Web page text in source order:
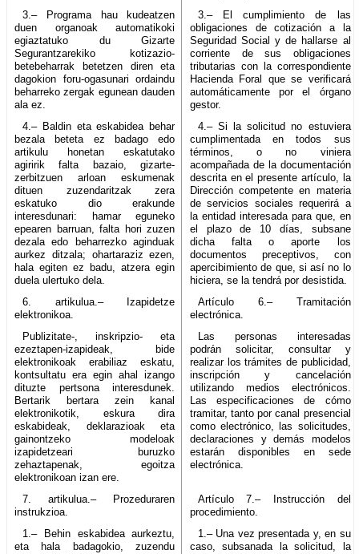
3.– Programa hau kudeatzen
duen organoak automatikoki
egiaztatuko du Gizarte
Segurantzarekiko kotizazio-
betebeharrak betetzen diren eta
dagokion foru-ogasunari ordaindu
beharreko zergak egunean dauden
ala ez.
3.– El cumplimiento de las
obligaciones de cotización a la
Seguridad Social y de hallarse al
corriente de sus obligaciones
tributarias con la correspondiente
Hacienda Foral que se verificará
automáticamente por el órgano
gestor.
4.– Baldin eta eskabidea behar
bezala beteta ez badago edo
artikulu honetan eskatutako
agiririk falta bazaio, gizarte-
zerbitzuen arloan eskumenak
dituen zuzendaritzak zera
eskatuko dio erakunde
interesdunari: hamar eguneko
epearen barruan, falta hori zuzen
dezala edo beharrezko aginduak
aurkez ditzala; ohartaraziz ezen,
hala egiten ez badu, atzera egin
duela ulertuko dela.
4.– Si la solicitud no estuviera
cumplimentada en todos sus
términos, o no viniera
acompañada de la documentación
descrita en el presente artículo, la
Dirección competente en materia
de servicios sociales requerirá a
la entidad interesada para que, en
el plazo de 10 días, subsane
dicha falta o aporte los
documentos preceptivos, con
apercibimiento de que, si así no lo
hiciera, se la tendrá por desistida.
6. artikulua.– Izapidetze
elektronikoa.
Artículo 6.– Tramitación
electrónica.
Publizitate-, inskripzio- eta
ezeztapen-izapideak, bide
elektronikoak erabiliaz eskatu,
kontsultatu era egin ahal izango
dituzte pertsona interesdunek.
Bertarik bertara zein kanal
elektronikotik, eskura dira
eskabideak, deklarazioak eta
gainontzeko modeloak
izapidetzeari buruzko
zehaztapenak, egoitza
elektronikoan izan ere.
Las personas interesadas
podrán solicitar, consultar y
realizar los trámites de publicidad,
inscripción y cancelación
utilizando medios electrónicos.
Las especificaciones de cómo
tramitar, tanto por canal presencial
como electrónico, las solicitudes,
declaraciones y demás modelos
estarán disponibles en sede
electrónica.
7. artikulua.– Prozeduraren
instrukzioa.
Artículo 7.– Instrucción del
procedimiento.
1.– Behin eskabidea aurkeztu,
eta hala badagokio, zuzendu
1.– Una vez presentada y, en su
caso, subsanada la solicitud, la